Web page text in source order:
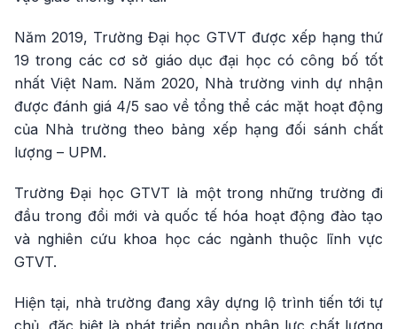
Năm 2019, Trường Đại học GTVT được xếp hạng thứ
19 trong các cơ sở giáo dục đại học có công bố tốt
nhất Việt Nam. Năm 2020, Nhà trường vinh dự nhận
được đánh giá 4/5 sao về tổng thể các mặt hoạt động
của Nhà trường theo bảng xếp hạng đối sánh chất
lượng – UPM.
Trường Đại học GTVT là một trong những trường đi
đầu trong đổi mới và quốc tế hóa hoạt động đào tạo
và nghiên cứu khoa học các ngành thuộc lĩnh vực
GTVT.
Hiện tại, nhà trường đang xây dựng lộ trình tiến tới tự
chủ, đặc biệt là phát triển nguồn nhân lực chất lượng